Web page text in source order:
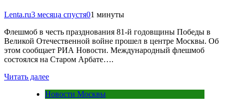
Lenta.ru3 месяца спустя01 минуты
Флешмоб в честь празднования 81-й годовщины Победы в
Великой Отечественной войне прошел в центре Москвы. Об
этом сообщает РИА Новости. Международный флешмоб
состоялся на Старом Арбате….
Читать далее
Новости Москвы